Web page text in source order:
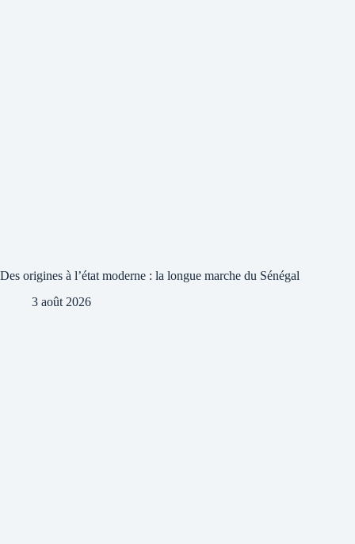
Des origines à l’état moderne : la longue marche du Sénégal
3 août 2026